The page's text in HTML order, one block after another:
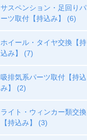
サスペンション・足回りパ
ーツ取付【持込み】 (6)
ホイール・タイヤ交換【持
込み】 (7)
吸排気系パーツ取付【持込
み】 (2)
ライト・ウィンカー類交換
【持込み】 (3)